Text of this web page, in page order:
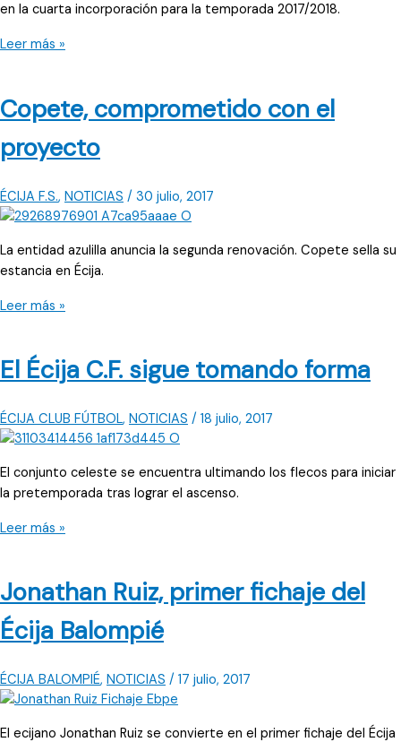
en la cuarta incorporación para la temporada 2017/2018.
Kim
en
nuevo
jugador
Écija
Leer más »
Copete, comprometido con el
proyecto
ÉCIJA F.S., NOTICIAS / 30 julio, 2017
La entidad azulilla anuncia la segunda renovación. Copete sella su
estancia en Écija.
Copete,
el
Leer más »
El Écija C.F. sigue tomando forma
ÉCIJA CLUB FÚTBOL, NOTICIAS / 18 julio, 2017
El conjunto celeste se encuentra ultimando los flecos para iniciar
la pretemporada tras lograr el ascenso.
El
sigue
forma
Leer más »
Jonathan Ruiz, primer fichaje del
Écija Balompié
ÉCIJA BALOMPIÉ, NOTICIAS / 17 julio, 2017
El ecijano Jonathan Ruiz se convierte en el primer fichaje del Écija